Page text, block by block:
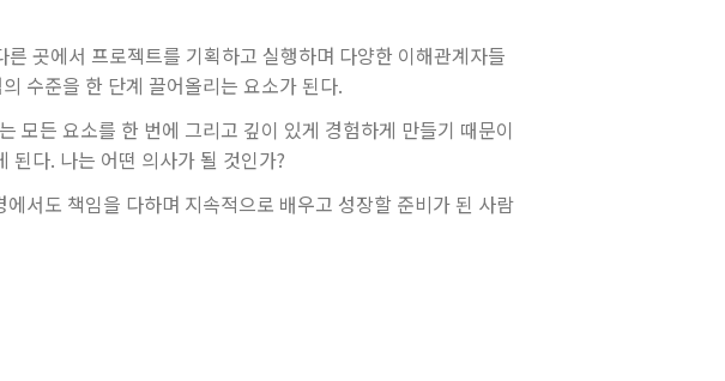
곳에서 프로젝트를 기획하고 실행하며 다양한 이해관계자들
수준을 한 단계 끌어올리는 요소가 된다.
모든 요소를 한 번에 그리고 깊이 있게 경험하게 만들기 때문이
된다. 나는 어떤 의사가 될 것인가?
서도 책임을 다하며 지속적으로 배우고 성장할 준비가 된 사람